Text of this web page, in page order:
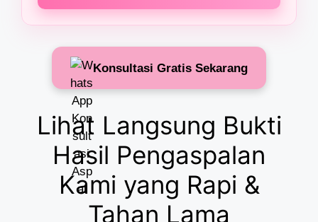
Konsultasi Gratis Sekarang
Lihat Langsung Bukti
Hasil Pengaspalan
Kami yang Rapi &
Tahan Lama